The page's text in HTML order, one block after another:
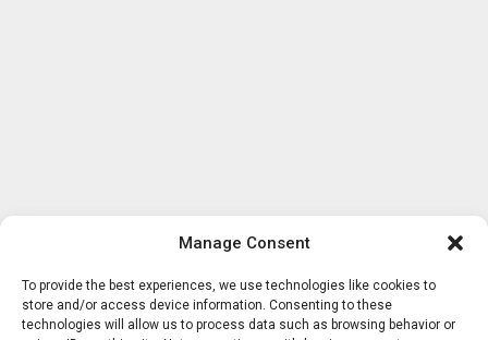
Manage Consent
To provide the best experiences, we use technologies like cookies to
store and/or access device information. Consenting to these
technologies will allow us to process data such as browsing behavior or